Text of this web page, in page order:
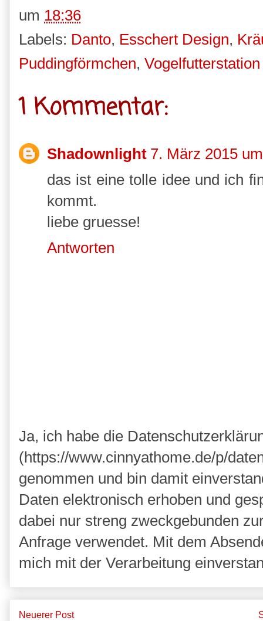
um 18:36
Labels: Danto, Esschert Design,
Puddingförmchen, Vogelfutterstation
1 Kommentar:
Shadownlight 7. März 2015
das ist eine tolle idee und ich
kommt.
liebe gruesse!
Antworten
Ja, ich habe die
(https://www.cinnyathome.de/p/
genommen und bin damit
Daten elektronisch erhoben und
dabei nur streng zweckgebunden
Anfrage verwendet. Mit dem
mich mit der Verarbeitung
Neuerer Post